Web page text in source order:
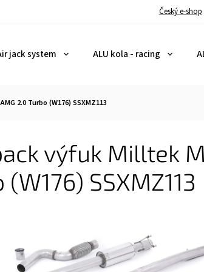
Český e-shop
jack system ALU kola - racing
2.0 Turbo (W176) SSXMZ113
výfuk Milltek
(W176) SSXMZ113